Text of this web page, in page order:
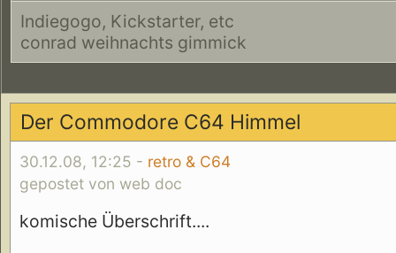
Indiegogo, Kickstarter, etc
conrad weihnachts gimmick
Der Commodore C64 Himmel
30.12.08, 12:25 - retro & C64
gepostet von web doc
komische Überschrift....